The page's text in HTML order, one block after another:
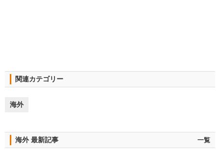
関連カテゴリー
海外
海外 最新記事 一覧